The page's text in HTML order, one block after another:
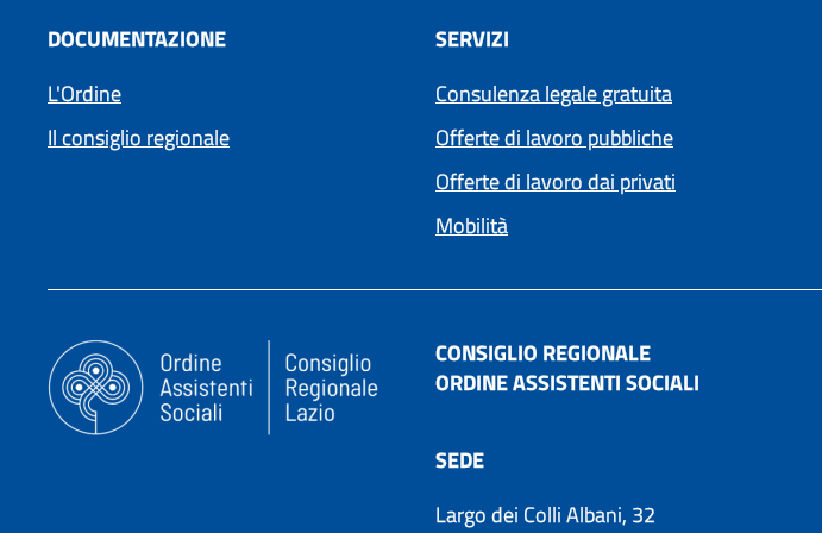
DOCUMENTAZIONE
L'Ordine
Il consiglio regionale
SERVIZI
Consulenza legale gratuita
Offerte di lavoro pubbliche
Offerte di lavoro dai privati
Mobilità
CONSIGLIO REGIONALE
ORDINE ASSISTENTI SOCIALI
SEDE
Largo dei Colli Albani, 32